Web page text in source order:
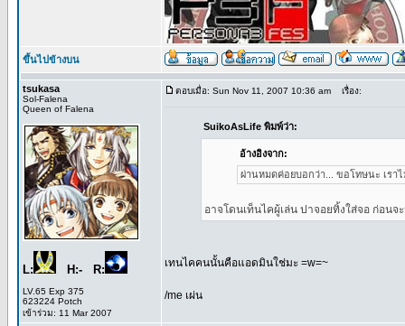
ขึ้นไปข้างบน
tsukasa
Sol-Falena
Queen of Falena
L: H:- R:
LV.65 Exp 375
623224 Potch
เข้าร่วม: 11 Mar 2007
ตอบเมื่อ: Sun Nov 11, 2007 10:36 am เรื่อง:
SuikoAsLife พิมพ์ว่า:
อ้างอิงจาก:
ผ่านหมดค่อยบอกว่า... ขอโทษนะ เรา
อาจโดนเท็นไคผู้เล่น ปาจอยทิ้งใส่จอ ก่อน
เทนไคคนนั้นคือแอดมินใช่มะ =w=~
/me เผ่น